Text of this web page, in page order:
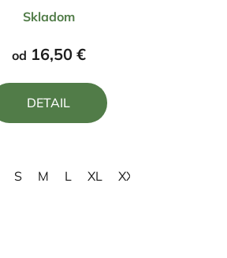
hodnotenie
produktu
je
z
Skladom
od 16,50 €
DETAIL
S M L XL XXL